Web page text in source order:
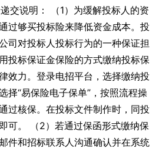
交说明： （1）为缓解投标人的资
过够买投标险来降低资金成本。投
司对投标人投标行为的一种保证担
投标保证金保险的方式缴纳投标保
效力。登录电招平台，选择缴纳投
择“易保险电子保单”，按照流程操
过核保。在投标文件制作时，同投
可。 （2）若通过保函形式缴纳保
件和招标联系人沟通确认并在系统